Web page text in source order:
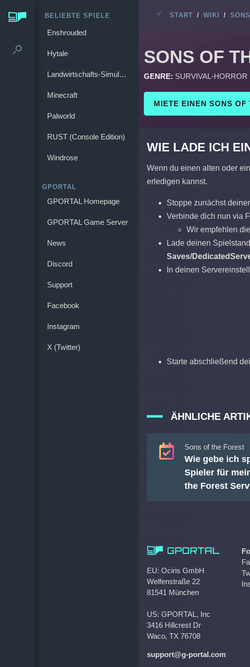
BELIEBTE SPIELE
Enshrouded
Hytale
Landwirtschafts-Simulator 25
Minecraft
Palworld
RUST (Console Edition)
Windrose
GPORTAL
GPORTAL Homepage
GPORTAL Game Server
News
Discord
Support
Facebook
Instagram
X (Twitter)
START / WIKI /
SONS OF
GENRE: SURVIVAL-HORROR
MIETE EINEN SONS OF
WIE LADE ICH
Wenn du einen alten oder
erledigen kannst.
Stoppe zunächst
Verbinde dich nun via
Wir empfehlen
Lade deinen
Saves/
In deinen
Starte abschließend
ÄHNLICHE
Sons of the Forest
Wie gebe ich
Spieler für
the Forest
EU: Ociris GmbH
Welfenstraße 22
81541 München
US: GPORTAL, Inc
3416 Hillcrest Dr
Waco, TX 76708
support@g-portal.com